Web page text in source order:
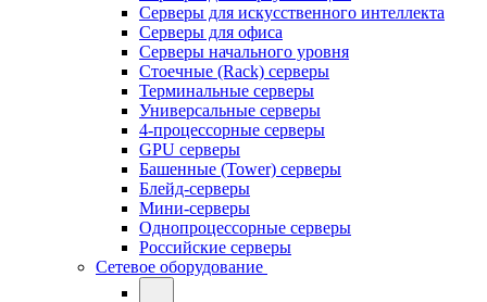
Серверы для искусственного интеллекта
Серверы для офиса
Серверы начального уровня
Стоечные (Rack) серверы
Терминальные серверы
Универсальные серверы
4-процессорные серверы
GPU серверы
Башенные (Tower) серверы
Блейд-серверы
Мини-серверы
Однопроцессорные серверы
Российские серверы
Сетевое оборудование